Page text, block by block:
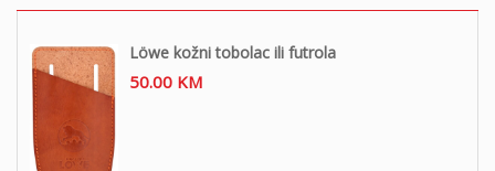
Löwe kožni tobolac ili futrola
50.00 KM